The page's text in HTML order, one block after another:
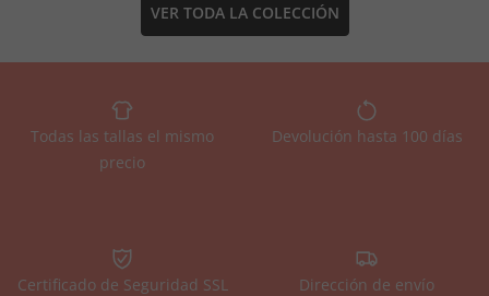
VER TODA LA COLECCIÓN
Todas las tallas el mismo
precio
Devolución hasta 100 días
Certificado de Seguridad SSL
Dirección de envío